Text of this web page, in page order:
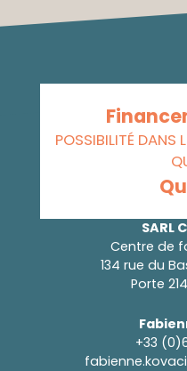
POSSIBILITÉ DANS
SARL
Centre de
134 rue du
Porte
+33